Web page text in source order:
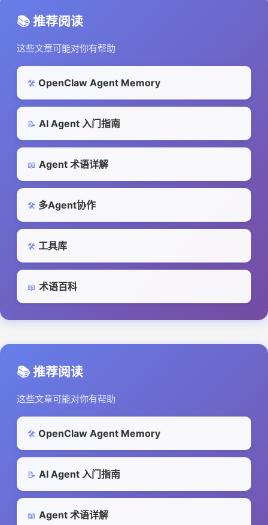
📚 推荐阅读
这些文章可能对你有帮助
🛠️ OpenClaw Agent Memory
📝 AI Agent 入门指南
📖 Agent 术语详解
🛠️ 多Agent协作
🛠️ 工具库
📖 术语百科
📚 推荐阅读
这些文章可能对你有帮助
🛠️ OpenClaw Agent Memory
📝 AI Agent 入门指南
📖 Agent 术语详解